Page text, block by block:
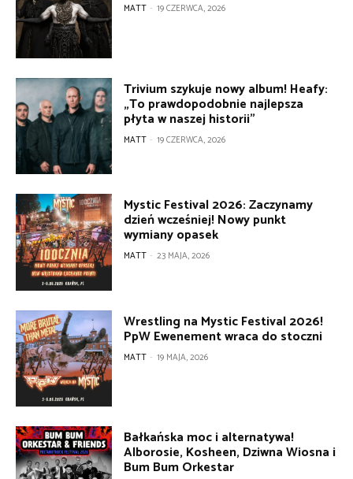
MATT - 19 CZERWCA, 2026
Trivium szykuje nowy album! Heafy:
„To prawdopodobnie najlepsza
płyta w naszej historii”
MATT - 19 CZERWCA, 2026
Mystic Festival 2026: Zaczynamy
dzień wcześniej! Nowy punkt
wymiany opasek
MATT - 23 MAJA, 2026
Wrestling na Mystic Festival 2026!
PpW Ewenement wraca do stoczni
MATT - 19 MAJA, 2026
Bałkańska moc i alternatywa!
Alborosie, Kosheen, Dziwna Wiosna i
Bum Bum Orkestar